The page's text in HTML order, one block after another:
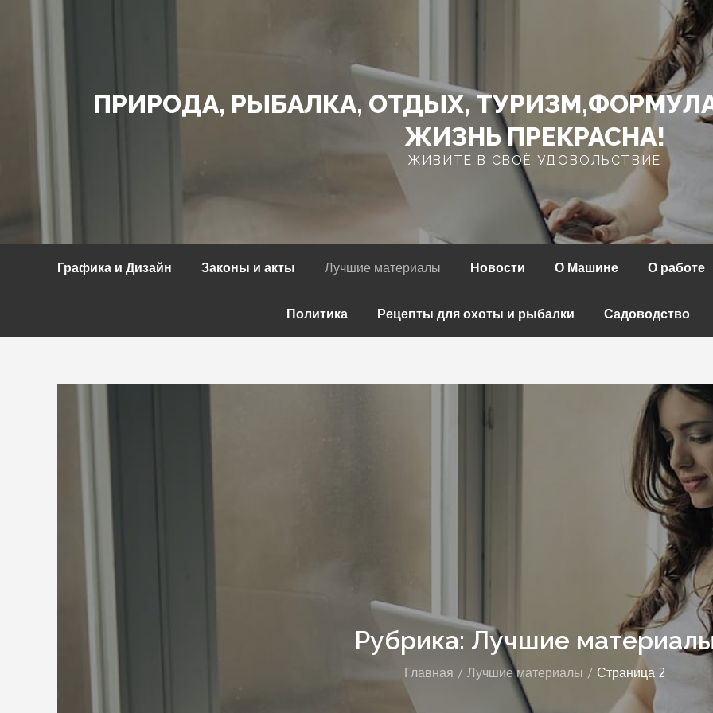
ПРИРОДА, РЫБАЛКА, ОТДЫХ,
ЖИЗНЬ ПРЕКРАСНА!
ЖИВИТЕ В СВОЁ УДОВОЛЬСТВИЕ
Графика и Дизайн Законы и акты Лучшие материалы Новости О Машине О работе
Политика Рецепты для охоты и рыбалки Садоводство
Рубрика: Лучшие
Главная Лучшие материалы Страница 2